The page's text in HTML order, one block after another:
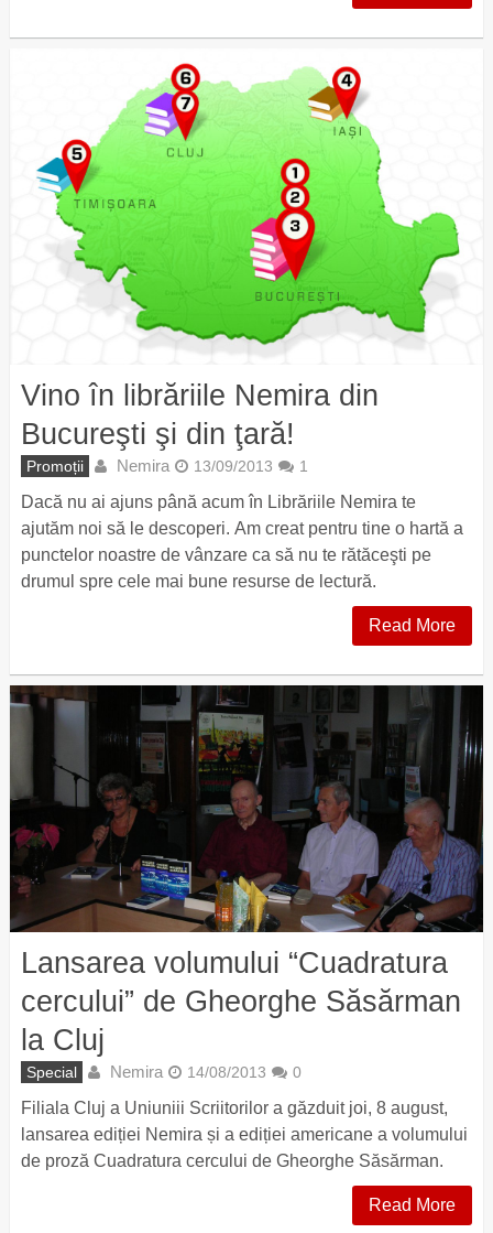
Vino în librăriile Nemira din
Bucureşti şi din ţară!
Promoții Nemira 13/09/2013 1
Dacă nu ai ajuns până acum în Librăriile Nemira te
ajutăm noi să le descoperi. Am creat pentru tine o hartă a
punctelor noastre de vânzare ca să nu te rătăceşti pe
drumul spre cele mai bune resurse de lectură.
Read More
Lansarea volumului “Cuadratura
cercului” de Gheorghe Săsărman
la Cluj
Special Nemira 14/08/2013 0
Filiala Cluj a Uniuniii Scriitorilor a găzduit joi, 8 august,
lansarea ediției Nemira și a ediției americane a volumului
de proză Cuadratura cercului de Gheorghe Săsărman.
Read More